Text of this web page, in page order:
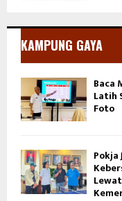
KAMPUNG GAYA
Baca
Latih
Foto